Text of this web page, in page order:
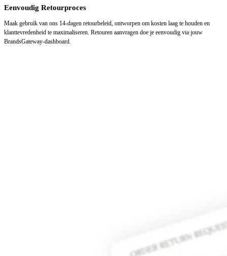
Eenvoudig Retourproces
Maak gebruik van ons 14-dagen retourbeleid, ontworpen om kosten laag te houden en
klanttevredenheid te maximaliseren. Retouren aanvragen doe je eenvoudig via jouw
BrandsGateway-dashboard.